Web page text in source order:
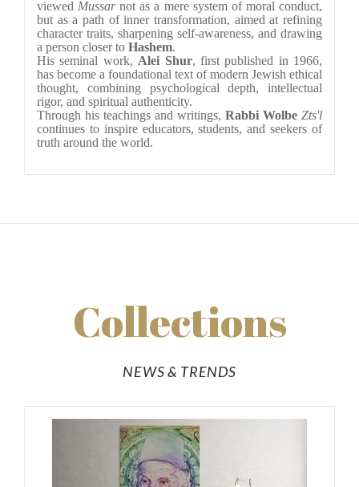
viewed Mussar not as a mere system of moral conduct,
but as a path of inner transformation, aimed at refining
character traits, sharpening self-awareness, and drawing
a person closer to Hashem.
His seminal work, Alei Shur, first published in 1966,
has become a foundational text of modern Jewish ethical
thought, combining psychological depth, intellectual
rigor, and spiritual authenticity.
Through his teachings and writings, Rabbi Wolbe Zts'l
continues to inspire educators, students, and seekers of
truth around the world.
Collections
NEWS & TRENDS